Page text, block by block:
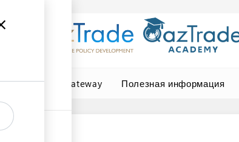
Central Asia Gateway Полезная информация